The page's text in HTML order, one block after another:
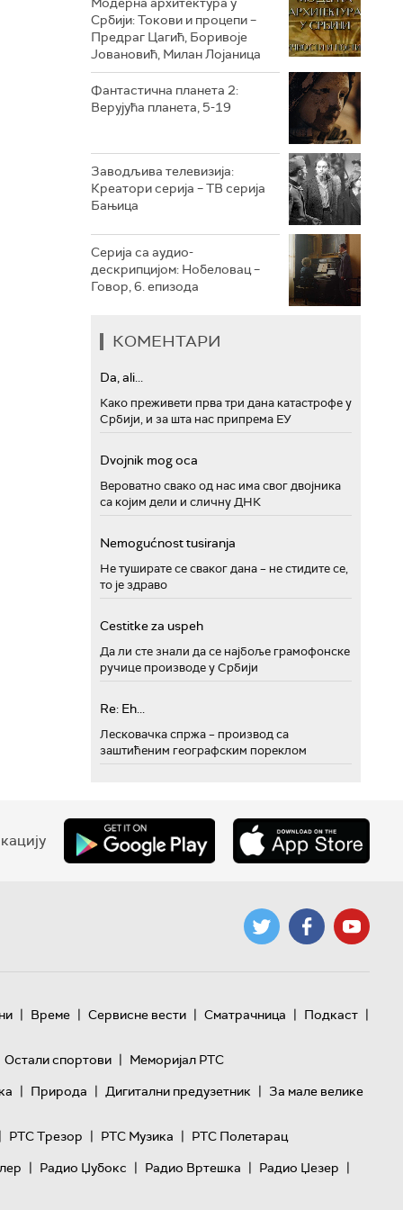
РТС ТРЕЗОР
РТС МУЗИКА
РТС ПОЛЕТАРАЦ
Србији: Токови и процепи –
Предраг Цагић, Боривоје
Јовановић, Милан Лојаница
Фантастична планета 2:
Верујућа планета, 5-19
Заводљива телевизија:
Креатори серија – ТВ серија
Бањица
Серија са аудио-
дескрипцијом: Нобеловац –
Говор, 6. епизода
КОМЕНТАРИ
Da, ali...
Како преживети прва три дана катастрофе у
Србији, и за шта нас припрема ЕУ
Dvojnik mog oca
Вероватно свако од нас има свог двојника
са којим дели и сличну ДНК
Nemogućnost tusiranja
Не туширате се сваког дана – не стидите се,
то је здраво
Cestitke za uspeh
Да ли сте знали да се најбоље грамофонске
ручице производе у Србији
Re: Eh...
Лесковачка спржа – производ са
заштићеним географским пореклом
| Време | Сервисне вести | Сматрачница | Подкаст |
Остали спортови | Меморијал РТС
| Природа | Дигитални предузетник | За мале велике
| РТС Трезор | РТС Музика | РТС Полетарац
| Радио Џубокс | Радио Вртешка | Радио Џезер |